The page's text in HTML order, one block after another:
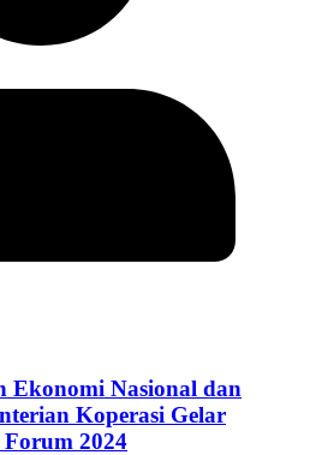
Ekonomi Nasional dan
Koperasi Gelar
Forum 2024